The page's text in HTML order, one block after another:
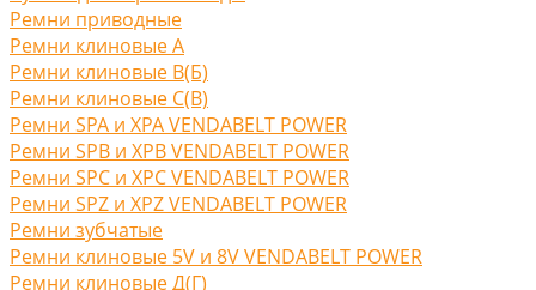
Ремни приводные
Ремни клиновые A
Ремни клиновые В(Б)
Ремни клиновые С(B)
Ремни SPA и XPA VENDABELT POWER
Ремни SPB и XPB VENDABELT POWER
Ремни SPC и XPC VENDABELT POWER
Ремни SPZ и XPZ VENDABELT POWER
Ремни зубчатые
Ремни клиновые 5V и 8V VENDABELT POWER
Ремни клиновые Д(Г)